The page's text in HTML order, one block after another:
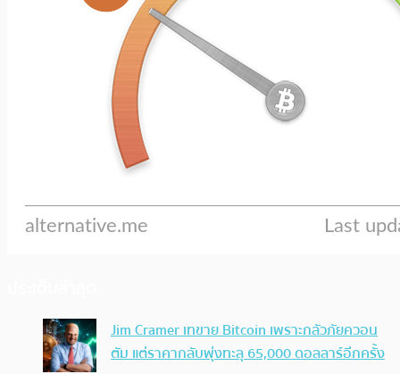
Jim Cramer เทขาย Bitcoin เพราะกลัวภัยควอน
ตัม แต่ราคากลับพุ่งทะลุ 65,000 ดอลลาร์อีกครั้ง